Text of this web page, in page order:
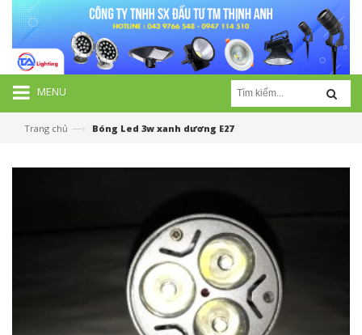
MENU
Trang chủ —› Bóng Led 3w xanh dương E27